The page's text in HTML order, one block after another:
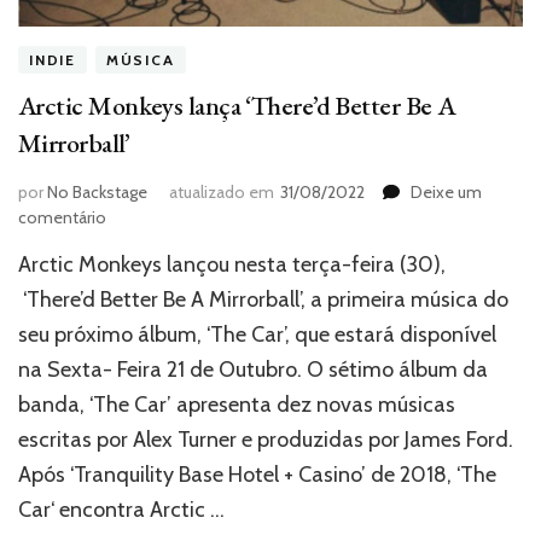
INDIE MÚSICA
Arctic Monkeys lança ‘There’d Better Be A
Mirrorball’
porNo Backstage atualizado em 31/08/2022
Deixe um
comentário
Monkeys
lança
Better
Be
A
Mirrorball’
Arctic Monkeys lançou nesta terça-feira (30),
‘There’d Better Be A Mirrorball’, a primeira música do
seu próximo álbum, ‘The Car’, que estará disponível
na Sexta- Feira 21 de Outubro. O sétimo álbum da
banda, ‘The Car’ apresenta dez novas músicas
escritas por Alex Turner e produzidas por James Ford.
Após ‘Tranquility Base Hotel + Casino’ de 2018, ‘The
Car‘ encontra Arctic …